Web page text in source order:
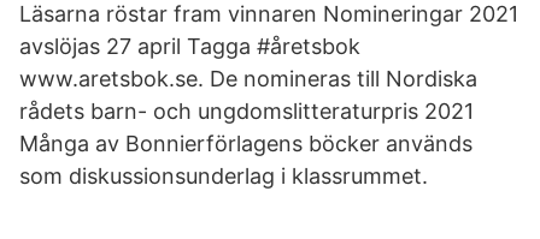
Läsarna röstar fram vinnaren Nomineringar 2021
avslöjas 27 april Tagga #åretsbok
www.aretsbok.se. De nomineras till Nordiska
rådets barn- och ungdomslitteraturpris 2021
Många av Bonnierförlagens böcker används
som diskussionsunderlag i klassrummet.